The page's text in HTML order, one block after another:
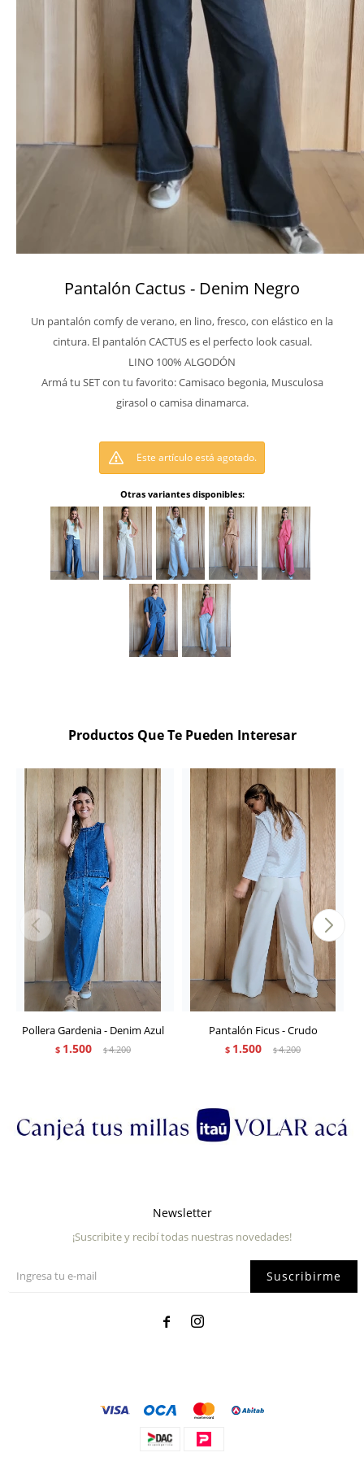
Pantalón Cactus - Denim Negro
Un pantalón comfy de verano, en lino, fresco, con elástico en la
cintura. El pantalón CACTUS es el perfecto look casual.
LINO 100% ALGODÓN
Armá tu SET con tu favorito: Camisaco begonia, Musculosa
girasol o camisa dinamarca.
Este artículo está agotado.
Otras variantes disponibles:
Productos Que Te Pueden Interesar
Pollera Gardenia - Denim Azul
$ 1.500 $4.200
Pantalón Ficus - Crudo
$ 1.500 $4.200
Newsletter
¡Suscribite y recibí todas nuestras novedades!
Suscribirme
 